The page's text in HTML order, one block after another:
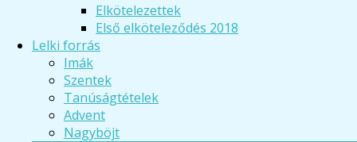
Elkötelezettek
Első elköteleződés 2018
Lelki forrás
Imák
Szentek
Tanúságtételek
Advent
Nagyböjt